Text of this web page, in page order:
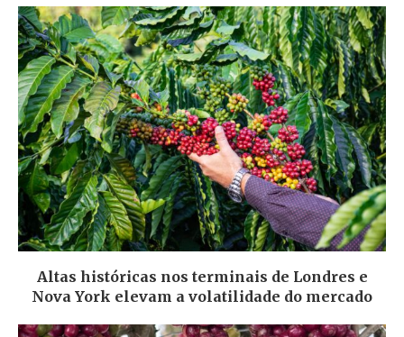
Altas históricas nos terminais de Londres e
Nova York elevam a volatilidade do mercado